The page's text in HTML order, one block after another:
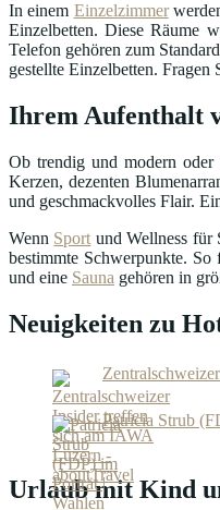
In einem Einzelzimmer
Einzelbetten. Diese Räume
Telefon gehören zum
gestellte Einzelbetten. Fragen
Ihrem Aufenthalt
Ob trendig und modern
Kerzen, dezenten
und geschmackvolles Flair.
Wenn Sport und Wellness für
bestimmte Schwerpunkte.
und eine Sauna gehören in
Neuigkeiten zu
Patricia Strub
Urlaub mit Kind